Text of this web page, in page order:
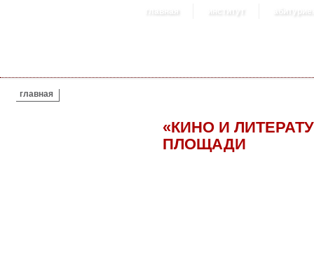
главная институт
ВЫ ЗДЕСЬ
главная
«КИНО И
ПЛОЩАДИ